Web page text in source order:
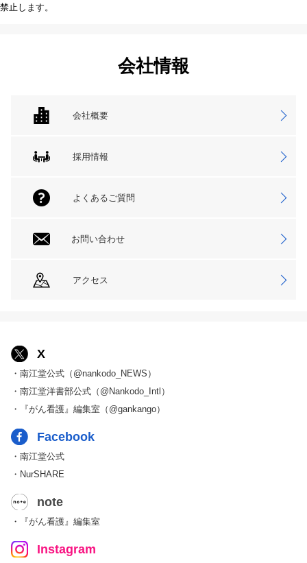
禁止します。
会社情報
会社概要
採用情報
よくあるご質問
お問い合わせ
アクセス
X
・南江堂公式（@nankodo_NEWS）
・南江堂洋書部公式（@Nankodo_Intl）
・『がん看護』編集室（@gankango）
Facebook
・南江堂公式
・NurSHARE
note
・『がん看護』編集室
Instagram